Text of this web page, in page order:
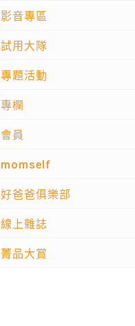
影音專區
試用大隊
專題活動
專欄
會員
momself
好爸爸俱樂部
線上雜誌
菁品大賞